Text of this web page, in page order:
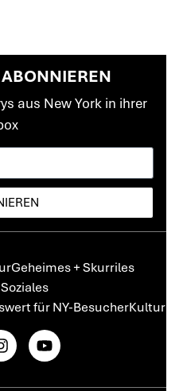
aus New York in ihrer
Geheimes + Skurriles
für NY-BesucherKultur